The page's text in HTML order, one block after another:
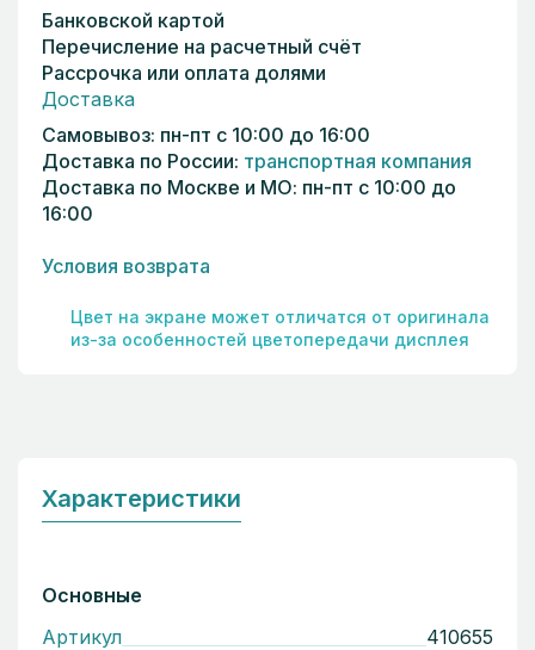
Банковской картой
Перечисление на расчетный счёт
Рассрочка или оплата долями
Доставка
Самовывоз: пн-пт с 10:00 до 16:00
Доставка по России: транспортная компания
Доставка по Москве и МО: пн-пт с 10:00 до
16:00
Условия возврата
Цвет на экране может отличатся от оригинала
из-за особенностей цветопередачи дисплея
Характеристики
Основные
Артикул
410655